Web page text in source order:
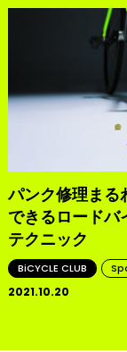
パンク修理まる
できるロードバ
テクニック
BiCYCLE CLUB
2021.10.20